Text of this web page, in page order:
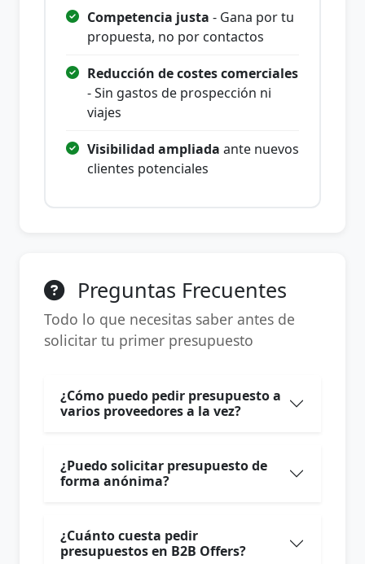
Competencia justa - Gana por tu
propuesta, no por contactos
Reducción de costes comerciales
- Sin gastos de prospección ni
viajes
Visibilidad ampliada ante nuevos
clientes potenciales
Preguntas Frecuentes
Todo lo que necesitas saber antes de
solicitar tu primer presupuesto
¿Cómo puedo pedir presupuesto a
varios proveedores a la vez?
¿Puedo solicitar presupuesto de
forma anónima?
¿Cuánto cuesta pedir
presupuestos en B2B Offers?